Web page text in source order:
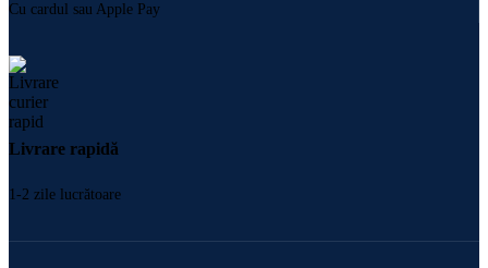
Cu cardul sau Apple Pay
Livrare rapidă
1-2 zile lucrătoare